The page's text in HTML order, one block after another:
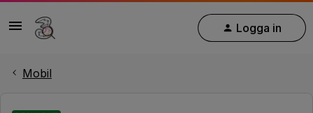
Logga in
Mobil